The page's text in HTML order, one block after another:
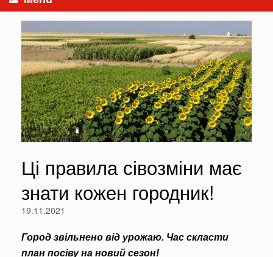
Ці правила сівозміни має
знати кожен городник!
19.11.2021
Город звільнено від урожаю. Час скласти
план посіву на новий сезон!